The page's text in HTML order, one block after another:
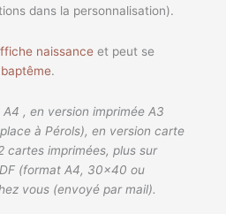
dans la personnalisation).
naissance et peut se
.
, en version imprimée A3
à Pérols), en version carte
cartes imprimées, plus sur
(format A4, 30×40 ou
vous (envoyé par mail).